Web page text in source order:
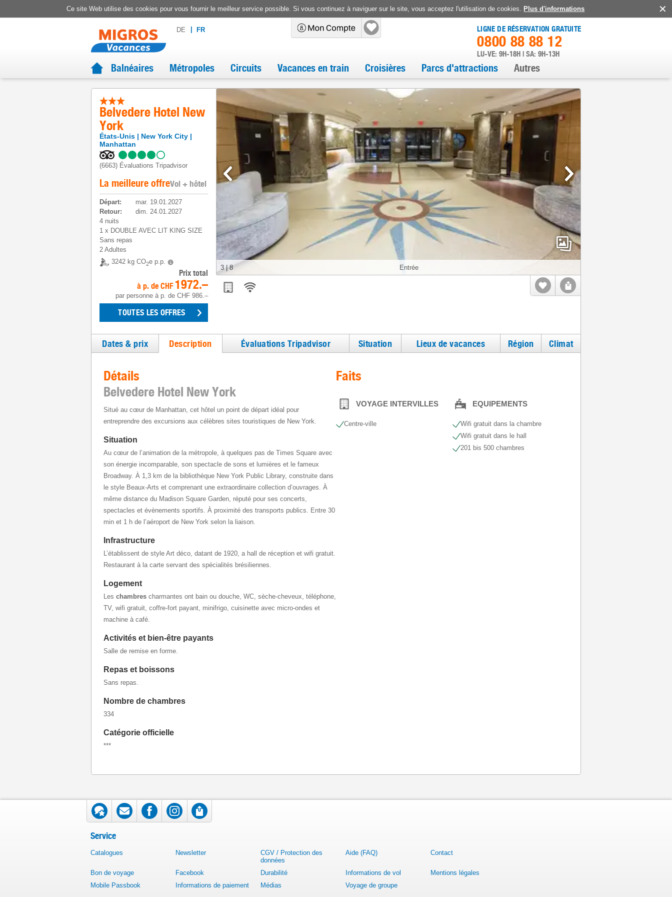
Ce site Web utilise des cookies pour vous fournir le meilleur service possible. Si vous continuez à naviguer sur le site, vous acceptez l'utilisation de cookies. Plus d'informations
DE FR LIGNE DE RÉSERVATION GRATUITE
0800 88 88 12
LU-VE: 9H-18H | SA: 9H-13H
Balnéaires Métropoles Circuits Vacances en train Croisières Parcs d'attractions Autres
Belvedere Hotel New
York
États-Unis
New York City
Manhattan
(6663) Évaluations Tripadvisor
La meilleure offreVol + hôtel
Départ:
mar. 19.01.2027
Retour:
dim. 24.01.2027
4 nuits
1 x DOUBLE AVEC LIT KING SIZE
Sans repas
2 Adultes
3242 kg CO2e p.p.
Prix total
à p. de CHF 1972.–
par personne à p. de CHF 986.–
TOUTES LES OFFRES
Entrée
3|8
Dates & prix Description Évaluations Tripadvisor Situation Lieux de vacances Région Climat
Détails
Belvedere Hotel New York
Situé au cœur de Manhattan, cet hôtel un point de départ idéal pour
entreprendre des excursions aux célèbres sites touristiques de New York.
Situation
Au cœur de l’animation de la métropole, à quelques pas de Times Square avec
son énergie incomparable, son spectacle de sons et lumières et le fameux
Broadway. À 1,3 km de la bibliothèque New York Public Library, construite dans
le style Beaux-Arts et comprenant une extraordinaire collection d’ouvrages. À
même distance du Madison Square Garden, réputé pour ses concerts,
spectacles et évènements sportifs. À proximité des transports publics. Entre 30
min et 1 h de l’aéroport de New York selon la liaison.
Infrastructure
L’établissent de style Art déco, datant de 1920, a hall de réception et wifi gratuit.
Restaurant à la carte servant des spécialités brésiliennes.
Logement
Les chambres charmantes ont bain ou douche, WC, sèche-cheveux, téléphone,
TV, wifi gratuit, coffre-fort payant, minifrigo, cuisinette avec micro-ondes et
machine à café.
Activités et bien-être payants
Salle de remise en forme.
Repas et boissons
Sans repas.
Nombre de chambres
334
Catégorie officielle
***
Faits
VOYAGE INTERVILLES
Centre-ville
EQUIPEMENTS
Wifi gratuit dans la chambre
Wifi gratuit dans le hall
201 bis 500 chambres
Service
Catalogues Newsletter
CGV / Protection des
données
Aide (FAQ) Contact
Bon de voyage Facebook Durabilité Informations de vol
Mentions légales
Mobile Passbook
Informations de paiement Médias Voyage de groupe